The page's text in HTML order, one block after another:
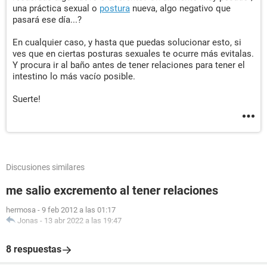
una práctica sexual o postura nueva, algo negativo que
pasará ese día...?
En cualquier caso, y hasta que puedas solucionar esto, si
ves que en ciertas posturas sexuales te ocurre más evitalas.
Y procura ir al baño antes de tener relaciones para tener el
intestino lo más vacío posible.
Suerte!
Discusiones similares
me salio excremento al tener relaciones
hermosa - 9 feb 2012 a las 01:17
Jonas - 13 abr 2022 a las 19:47
8 respuestas